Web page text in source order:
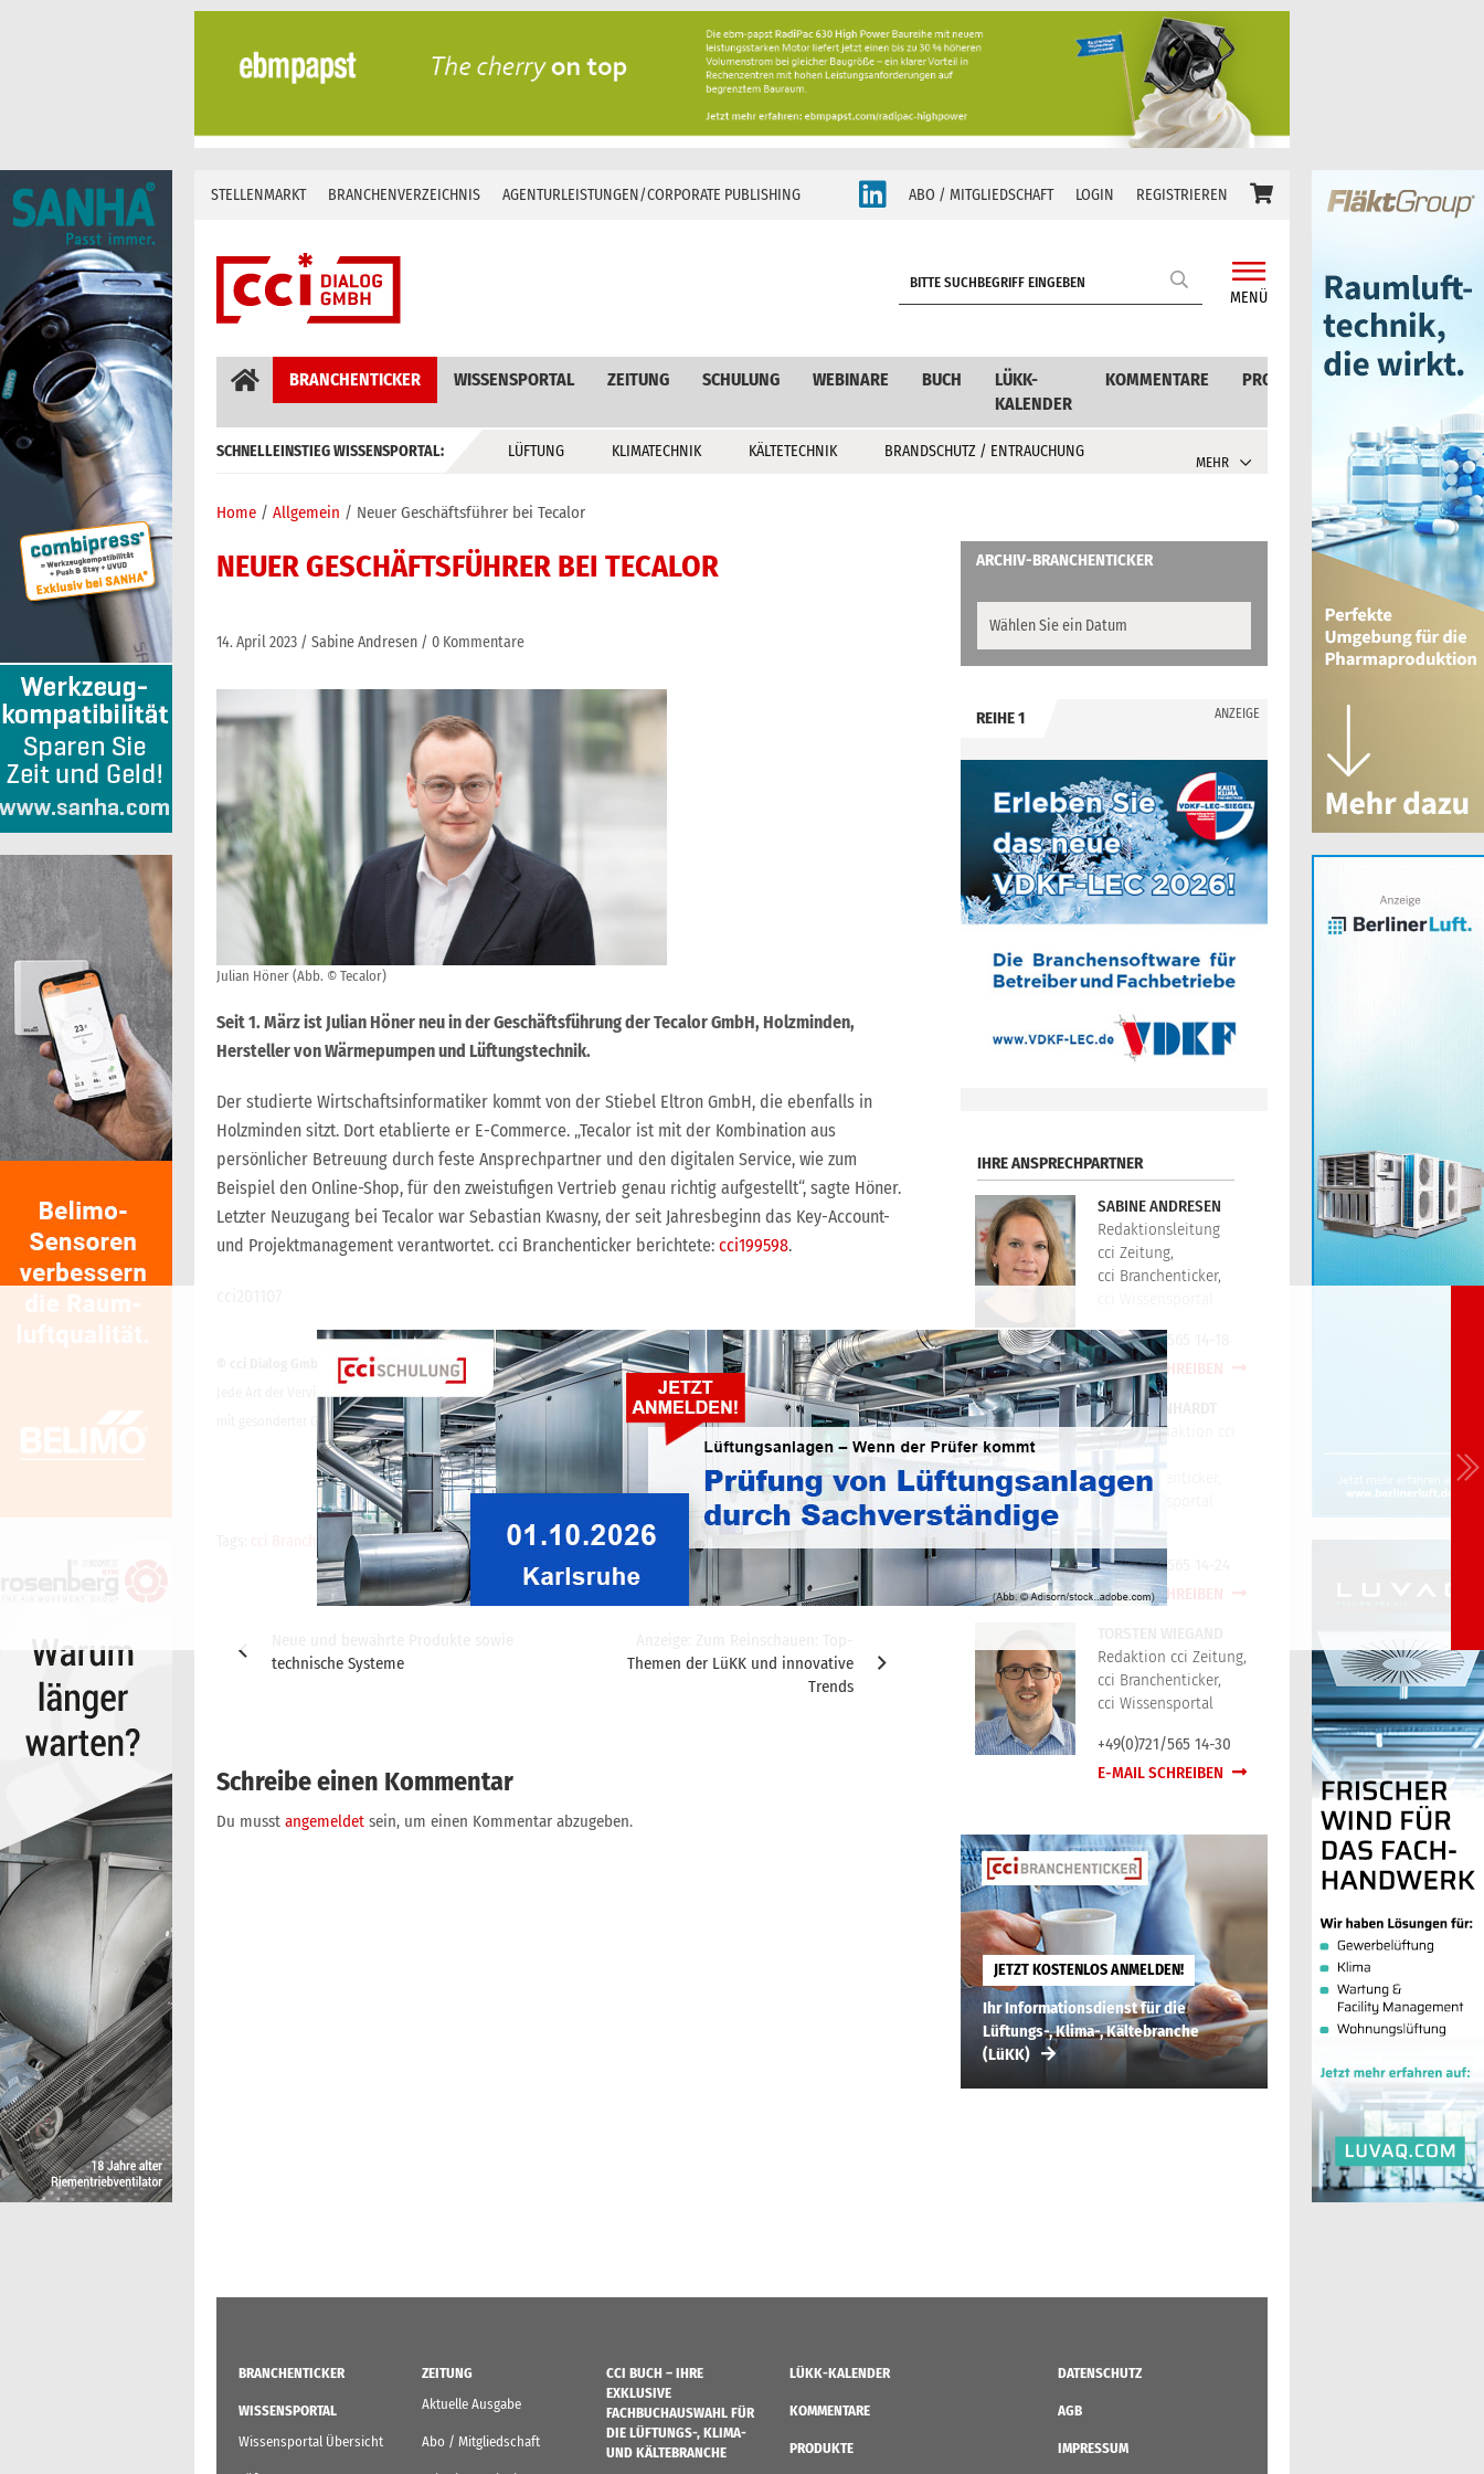
Skip
content
STELLENMARKT BRANCHENVERZEICHNIS AGENTURLEISTUNGEN/CORPORATE PUBLISHING ABO / MITGLIEDSCHAFT LOGIN REGISTRIEREN
MENÜ
BRANCHENTICKER WISSENSPORTAL ZEITUNG SCHULUNG WEBINARE BUCH
LÜKK-
KALENDER
KOMMENTARE PRODUKTE
SCHNELLEINSTIEG WISSENSPORTAL: LÜFTUNG KLIMATECHNIK KÄLTETECHNIK BRANDSCHUTZ / ENTRAUCHUNG
MEHR
Home Allgemein Neuer Geschäftsführer bei Tecalor
NEUER GESCHÄFTSFÜHRER BEI TECALOR
14. April 2023 Sabine Andresen 0 Kommentare
Julian Höner (Abb. © Tecalor)
Seit 1. März ist Julian Höner neu in der Geschäftsführung der Tecalor GmbH, Holzminden,
Hersteller von Wärmepumpen und Lüftungstechnik.
Der studierte Wirtschaftsinformatiker kommt von der Stiebel Eltron GmbH, die ebenfalls in
Holzminden sitzt. Dort etablierte er E-Commerce. „Tecalor ist mit der Kombination aus
persönlicher Betreuung durch feste Ansprechpartner und den digitalen Service, wie zum
Beispiel den Online-Shop, für den zweistufigen Vertrieb genau richtig aufgestellt“, sagte Höner.
Letzter Neuzugang bei Tecalor war Sebastian Kwasny, der seit Jahresbeginn das Key-Account-
und Projektmanagement verantwortet. cci Branchenticker berichtete: cci199598.
Jede Art der Vervielfältigung, Verbreitung, öffentlichen Zugänglichmachung oder Bearbeitung, auch auszugsweise, ist nur
mit gesonderter Genehmigung der cci Dialog GmbH gestattet.
cci Branchenticker
Beitragsnavigation
technische Systeme
Themen der LüKK und innovative
Trends
Schreibe einen Kommentar
Du musst angemeldet sein, um einen Kommentar abzugeben.
ARCHIV-BRANCHENTICKER
REIHE 1 ANZEIGE
IHRE ANSPRECHPARTNER
SABINE ANDRESEN
Redaktionsleitung
cci Zeitung,
cci Branchenticker,
+49(0)721/565 14-18
E-MAIL SCHREIBEN
PETER REINHARDT
Technikredaktion cci
Zeitung,
cci Branchenticker,
cci Wissensportal
+49(0)721/565 14-24
E-MAIL SCHREIBEN
Redaktion cci Zeitung,
cci Branchenticker,
cci Wissensportal
+49(0)721/565 14-30
E-MAIL SCHREIBEN
JETZT KOSTENLOS ANMELDEN!
Ihr Informationsdienst für die
Lüftungs-, Klima-, Kältebranche
(LüKK)
BRANCHENTICKER
WISSENSPORTAL
Wissensportal Übersicht
ZEITUNG
Aktuelle Ausgabe
Abo / Mitgliedschaft
CCI BUCH – IHRE
EXKLUSIVE
FACHBUCHAUSWAHL FÜR
DIE LÜFTUNGS-, KLIMA-
UND KÄLTEBRANCHE
LÜKK-KALENDER
KOMMENTARE
PRODUKTE
DATENSCHUTZ
AGB
IMPRESSUM